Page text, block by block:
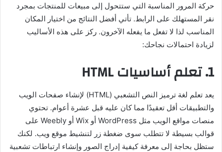
حركة المرور المناسبة التي ستتحول إلى مبيعات للمنتجات بمجرد
نقر المستهلك على الرابط. تأتي أفضل النتائج من اختيار المكان
المناسب لذا لا تفعل ما يفعله الآخرون. ركز على هذه الأساليب
لزيادة احتمالات نجاحك:
1. تعلم أساسيات HTML
يعد تعلم لغة ترميز النص التشعبي (HTML) لإنشاء صفحات الويب
والتطبيقات أقل تعقيدًا مما كان عليه قبل عشرة أعوام. تحتوي
منصات مواقع الويب مثل WordPress أو Wix أو Weebly على
قوالب بسيطة لا تتطلب سوى ضغطة زر لتنشيط موقع ويب. لكنك
ستظل بحاجة إلى معرفة كيفية إدراج الصور وإنشاء ارتباطات تشعبية